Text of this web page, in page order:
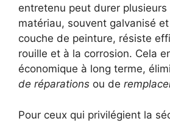
entretenu peut durer plusieurs
matériau, souvent galvanisé et
couche de peinture, résiste
rouille et à la corrosion. Cela
économique à long terme,
de réparations ou de
Pour ceux qui privilégient la